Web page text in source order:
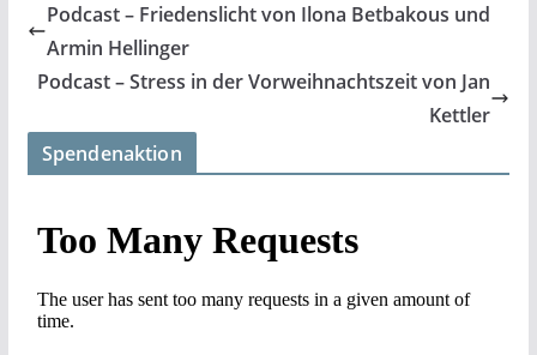
Podcast – Friedenslicht von Ilona Betbakous und
Armin Hellinger
Podcast – Stress in der Vorweihnachtszeit von Jan
Kettler
Spendenaktion